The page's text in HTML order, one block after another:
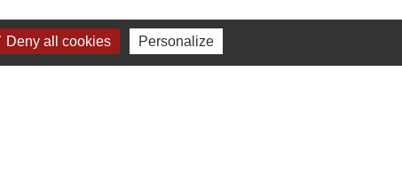
- Gestion des cookies
Deny all cookies Personalize